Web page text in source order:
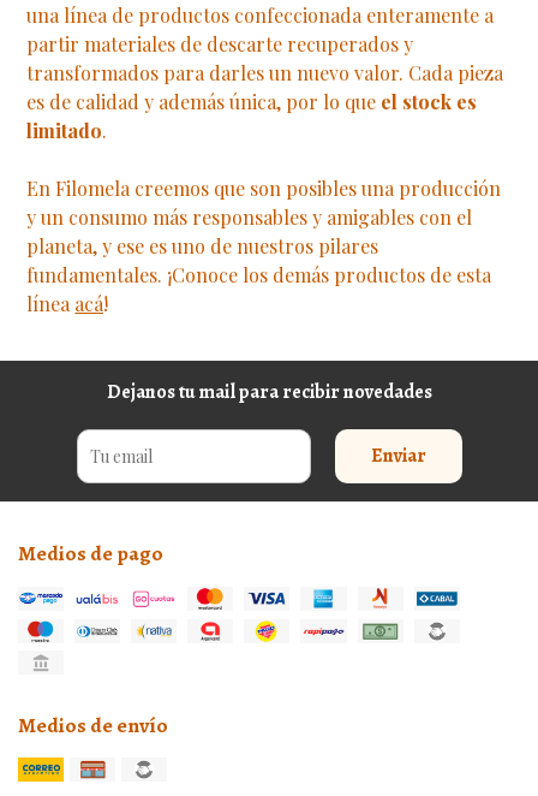
una línea de productos confeccionada enteramente a
partir materiales de descarte recuperados y
transformados para darles un nuevo valor. Cada pieza
es de calidad y además única, por lo que el stock es
limitado.
En Filomela creemos que son posibles una producción
y un consumo más responsables y amigables con el
planeta, y ese es uno de nuestros pilares
fundamentales. ¡Conoce los demás productos de esta
línea acá!
Dejanos tu mail para recibir novedades
Enviar
Medios de pago
Medios de envío